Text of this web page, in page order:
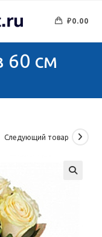
₽0.00
60 см
Следующий товар